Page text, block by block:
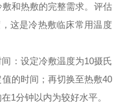
和热敷的完整需求。评估
这是冷热敷临床常用温度
：设定冷敷温度为10摄氏
的时间；再切换至热敷40
1分钟以内为较好水平。